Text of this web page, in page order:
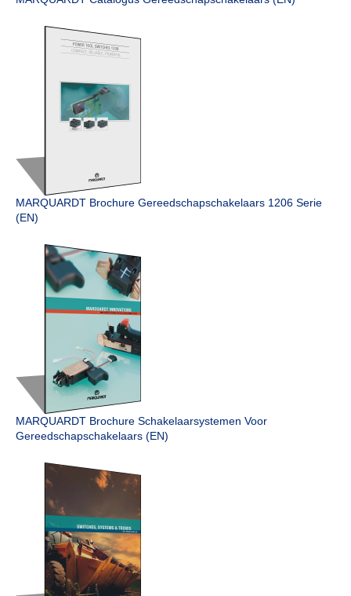
MARQUARDT Brochure Gereedschap­schakelaars 1206 Serie
(EN)
MARQUARDT Brochure Schakelaar­systemen Voor
Gereedschap­schakelaars (EN)